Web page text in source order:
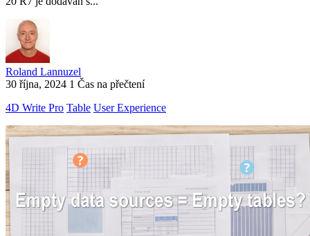
Roland Lannuzel
30 října, 2024 1 Čas na přečtení
4D Write Pro Table User Experience